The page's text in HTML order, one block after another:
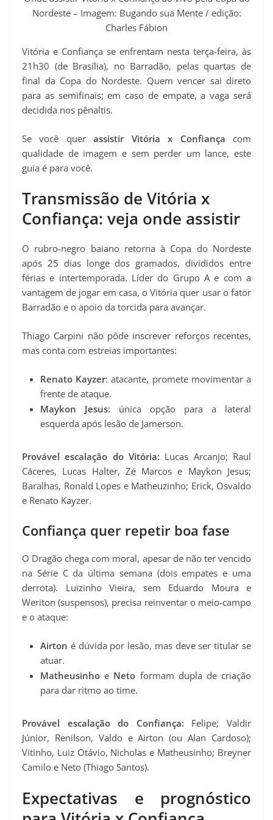
t
Nordeste – Imagem: Bugando sua Mente / edição:
Charles Fábion
Vitória e Confiança se enfrentam nesta terça-feira, às
21h30 (de Brasília), no Barradão, pelas quartas de
final da Copa do Nordeste. Quem vencer sai direto
para as semifinais; em caso de empate, a vaga será
decidida nos pênaltis.
Se você querassistir Vitória x Confiança com
qualidade de imagem e sem perder um lance, este
guia é para você.
Transmissão de Vitória x
Confiança: veja onde assistir
O rubro-negro baiano retorna à Copa do Nordeste
após 25 dias longe dos gramados, divididos entre
férias e intertemporada. Líder do Grupo A e com a
vantagem de jogar em casa, o Vitória quer usar o fator
Barradão e o apoio da torcida para avançar.
Thiago Carpini não pôde inscrever reforços recentes,
mas conta com estreias importantes:
Renato Kayzer: atacante, promete movimentar a
frente de ataque.
Maykon Jesus: única opção para a lateral
esquerda após lesão de Jamerson.
Provável escalação do Vitória: Lucas Arcanjo; Raul
Cáceres, Lucas Halter, Zé Marcos e Maykon Jesus;
Baralhas, Ronald Lopes e Matheuzinho; Erick, Osvaldo
e Renato Kayzer.
Confiança quer repetir boa fase
O Dragão chega com moral, apesar de não ter vencido
na Série C da última semana (dois empates e uma
derrota). Luizinho Vieira, sem Eduardo Moura e
Weriton (suspensos), precisa reinventar o meio-campo
e o ataque:
Airton é dúvida por lesão, mas deve ser titular se
atuar.
Matheusinho e Neto formam dupla de criação
para dar ritmo ao time.
Provável escalação do Confiança: Felipe; Valdir
Júnior, Renilson, Valdo e Airton (ou Alan Cardoso);
Vitinho, Luiz Otávio, Nicholas e Matheusinho; Breyner
Camilo e Neto (Thiago Santos).
Expectativas e prognóstico